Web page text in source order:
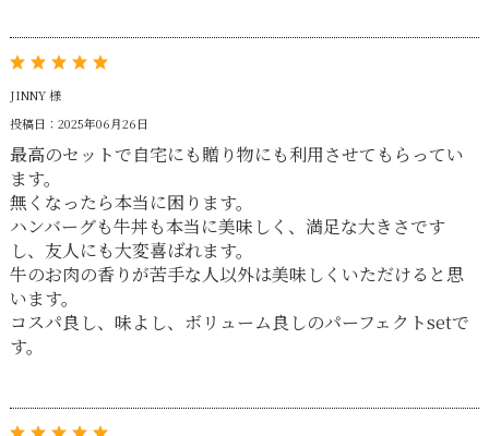
JINNY 様
投稿日：2025年06月26日
最高のセットで自宅にも贈り物にも利用させてもらってい
ます。
無くなったら本当に困ります。
ハンバーグも牛丼も本当に美味しく、満足な大きさです
し、友人にも大変喜ばれます。
牛のお肉の香りが苦手な人以外は美味しくいただけると思
います。
コスパ良し、味よし、ボリューム良しのパーフェクトsetで
す。